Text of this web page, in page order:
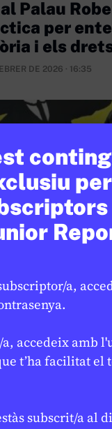
a,
accedeix amb
t’ha facilitat el
subscrit/a al
Palau
per
i els
DE 2026 · 16:35
REPORT RED
i